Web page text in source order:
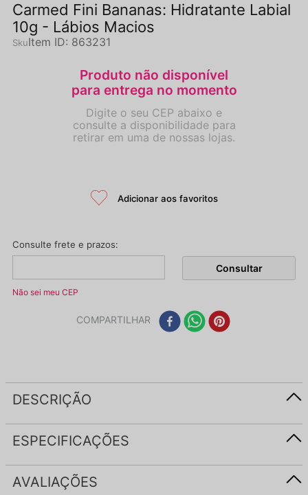
Carmed Fini Bananas: Hidratante Labial
10g - Lábios Macios
Item ID: 863231
Não sei meu CEP
COMPARTILHAR
DESCRIÇÃO
ESPECIFICAÇÕES
AVALIAÇÕES